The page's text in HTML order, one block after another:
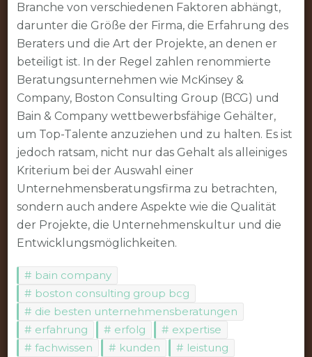
Branche von verschiedenen Faktoren abhängt,
darunter die Größe der Firma, die Erfahrung des
Beraters und die Art der Projekte, an denen er
beteiligt ist. In der Regel zahlen renommierte
Beratungsunternehmen wie McKinsey &
Company, Boston Consulting Group (BCG) und
Bain & Company wettbewerbsfähige Gehälter,
um Top-Talente anzuziehen und zu halten. Es ist
jedoch ratsam, nicht nur das Gehalt als alleiniges
Kriterium bei der Auswahl einer
Unternehmensberatungsfirma zu betrachten,
sondern auch andere Aspekte wie die Qualität
der Projekte, die Unternehmenskultur und die
Entwicklungsmöglichkeiten.
bain company
boston consulting group bcg
die besten unternehmensberatungen
erfahrung
erfolg
expertise
fachwissen
kunden
leistung